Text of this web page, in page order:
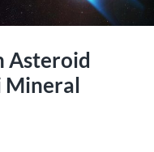
Asteroid
Mineral